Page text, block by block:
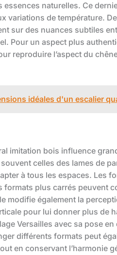
naturelles. Ce
variations de température.
sur des nuances subtiles
Pour un aspect plus
reproduire l’aspect du
idéales d'un escalier
imitation bois influence
celles des lames de
à tous les espaces. Les
plus carrés peuvent
également la
pour lui donner plus de
Versailles avec sa pose
différents formats peut
en conservant l’harmonie